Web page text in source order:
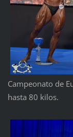
Campeonato de
hasta 80 kilos.